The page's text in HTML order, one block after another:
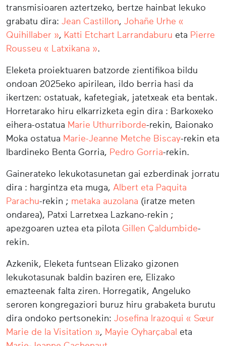
transmisioaren aztertzeko, bertze hainbat lekuko
grabatu dira: Jean Castillon, Johañe Urhe «
Quihillaber », Katti Etchart Larrandaburu eta Pierre
Rousseu « Latxikana ».
Eleketa proiektuaren batzorde zientifikoa bildu
ondoan 2025eko apirilean, ildo berria hasi da
ikertzen: ostatuak, kafetegiak, jatetxeak eta bentak.
Horretarako hiru elkarrizketa egin dira : Barkoxeko
eihera-ostatua Marie Uthurriborde-rekin, Baionako
Moka ostatua Marie-Jeanne Metche Biscay-rekin eta
Ibardineko Benta Gorria, Pedro Gorria-rekin.
Gainerateko lekukotasunetan gai ezberdinak jorratu
dira : hargintza eta muga, Albert eta Paquita
Parachu-rekin ; metaka auzolana (iratze meten
ondarea), Patxi Larretxea Lazkano-rekin ;
apezgoaren uztea eta pilota Gillen Çaldumbide-
rekin.
Azkenik, Eleketa funtsean Elizako gizonen
lekukotasunak baldin baziren ere, Elizako
emazteenak falta ziren. Horregatik, Angeluko
seroren kongregaziori buruz hiru grabaketa burutu
dira ondoko pertsonekin: Josefina Irazoqui « Sœur
Marie de la Visitation », Mayie Oyharçabal eta